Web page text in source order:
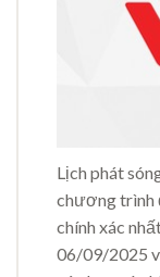
Lịch phát
chương trình
chính xác
06/09/2025